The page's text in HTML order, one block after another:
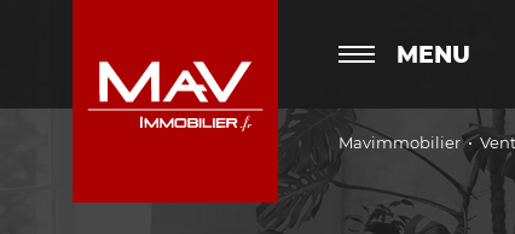
MENU
Mavimmobilier